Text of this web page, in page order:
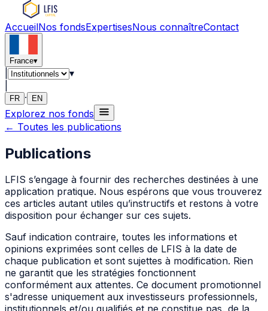
AccueilNos fondsExpertisesNous connaîtreContact
France▾
▾
FR · EN
Explorez nos fonds
← Toutes les publications
Publications
LFIS s’engage à fournir des recherches destinées à une
application pratique. Nous espérons que vous trouverez
ces articles autant utiles qu’instructifs et restons à votre
disposition pour échanger sur ces sujets.
Sauf indication contraire, toutes les informations et
opinions exprimées sont celles de LFIS à la date de
chaque publication et sont sujettes à modification. Rien
ne garantit que les stratégies fonctionnent
conformément aux attentes. Ce document promotionnel
s'adresse uniquement aux investisseurs professionnels,